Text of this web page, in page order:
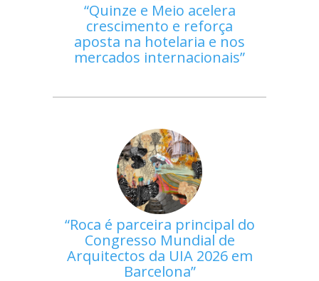
Quinze e Meio acelera
crescimento e reforça
aposta na hotelaria e nos
mercados internacionais
Roca é parceira principal do
Congresso Mundial de
Arquitectos da UIA 2026 em
Barcelona